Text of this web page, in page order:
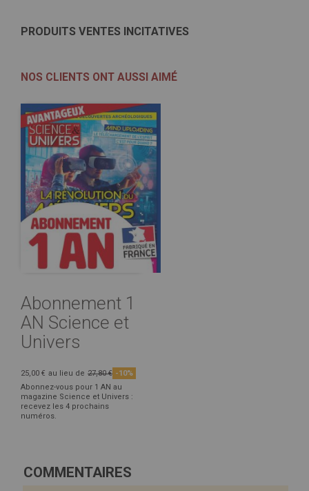
PRODUITS VENTES INCITATIVES
NOS CLIENTS ONT AUSSI AIMÉ
Abonnement 1
AN Science et
Univers
25,00 € au lieu de 27,80 € -10%
Abonnez-vous pour 1 AN au
magazine Science et Univers :
recevez les 4 prochains
numéros.
COMMENTAIRES